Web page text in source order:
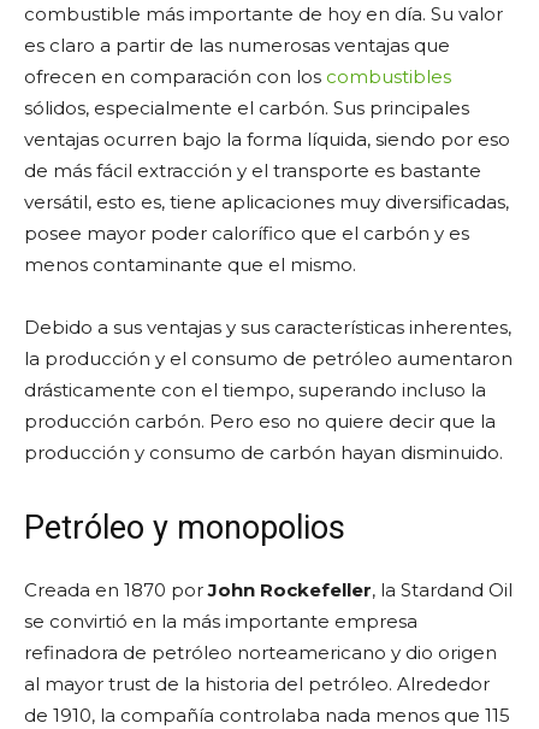
combustible más importante de hoy en día. Su valor
es claro a partir de las numerosas ventajas que
ofrecen en comparación con los combustibles
sólidos, especialmente el carbón. Sus principales
ventajas ocurren bajo la forma líquida, siendo por eso
de más fácil extracción y el transporte es bastante
versátil, esto es, tiene aplicaciones muy diversificadas,
posee mayor poder calorífico que el carbón y es
menos contaminante que el mismo.
Debido a sus ventajas y sus características inherentes,
la producción y el consumo de petróleo aumentaron
drásticamente con el tiempo, superando incluso la
producción carbón. Pero eso no quiere decir que la
producción y consumo de carbón hayan disminuido.
Petróleo y monopolios
Creada en 1870 porJohn Rockefeller, la Stardand Oil
se convirtió en la más importante empresa
refinadora de petróleo norteamericano y dio origen
al mayor trust de la historia del petróleo. Alrededor
de 1910, la compañía controlaba nada menos que 115